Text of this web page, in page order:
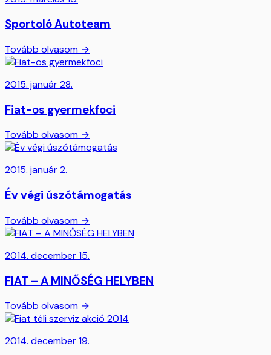
Sportoló Autoteam
Tovább olvasom →
2015. január 28.
Fiat-os gyermekfoci
Tovább olvasom →
2015. január 2.
Év végi úszótámogatás
Tovább olvasom →
2014. december 15.
FIAT – A MINŐSÉG HELYBEN
Tovább olvasom →
2014. december 19.